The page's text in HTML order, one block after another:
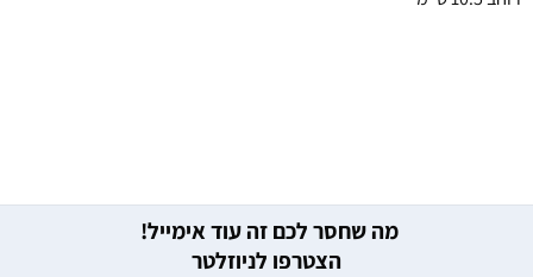
מה שחסר לכם זה עוד אימייל!
הצטרפו לניוזלטר